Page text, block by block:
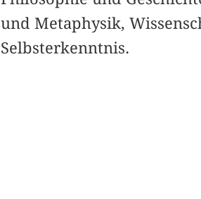
und Metaphysik,
Selbsterkenntnis.